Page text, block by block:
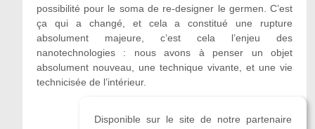
possibilité pour le soma de re-designer le germen. C’est
ça qui a changé, et cela a constitué une rupture
absolument majeure, c’est cela l’enjeu des
nanotechnologies : nous avons à penser un objet
absolument nouveau, une technique vivante, et une vie
technicisée de l’intérieur.
Disponible sur le site de notre partenaire